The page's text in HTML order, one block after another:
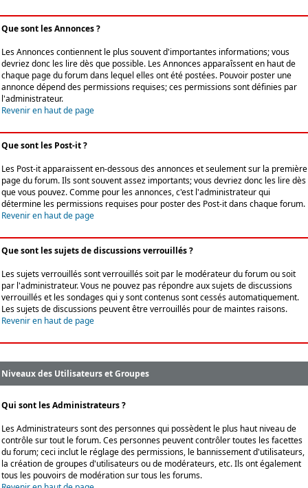
Que sont les Annonces ?
Les Annonces contiennent le plus souvent d'importantes informations; vous
devriez donc les lire dès que possible. Les Annonces apparaîssent en haut de
chaque page du forum dans lequel elles ont été postées. Pouvoir poster une
annonce dépend des permissions requises; ces permissions sont définies par
l'administrateur.
Revenir en haut de page
Que sont les Post-it ?
Les Post-it apparaissent en-dessous des annonces et seulement sur la première
page du forum. Ils sont souvent assez importants; vous devriez donc les lire dès
que vous pouvez. Comme pour les annonces, c'est l'administrateur qui
détermine les permissions requises pour poster des Post-it dans chaque forum.
Revenir en haut de page
Que sont les sujets de discussions verrouillés ?
Les sujets verrouillés sont verrouillés soit par le modérateur du forum ou soit
par l'administrateur. Vous ne pouvez pas répondre aux sujets de discussions
verrouillés et les sondages qui y sont contenus sont cessés automatiquement.
Les sujets de discussions peuvent être verrouillés pour de maintes raisons.
Revenir en haut de page
Niveaux des Utilisateurs et Groupes
Qui sont les Administrateurs ?
Les Administrateurs sont des personnes qui possèdent le plus haut niveau de
contrôle sur tout le forum. Ces personnes peuvent contrôler toutes les facettes
du forum; ceci inclut le réglage des permissions, le bannissement d'utilisateurs,
la création de groupes d'utilisateurs ou de modérateurs, etc. Ils ont également
tous les pouvoirs de modération sur tous les forums.